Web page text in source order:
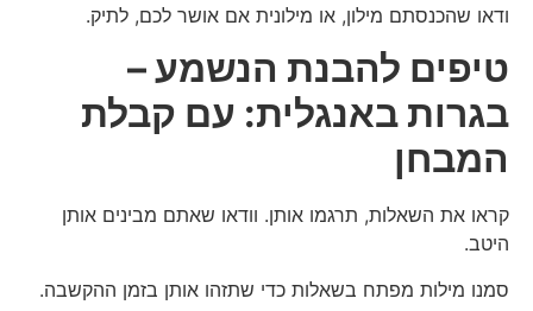
ודאו שהכנסתם מילון, או מילונית אם אושר לכם, לתיק.
טיפים להבנת הנשמע –
בגרות באנגלית: עם קבלת
המבחן
קראו את השאלות, תרגמו אותן. וודאו שאתם מבינים אותן
היטב.
סמנו מילות מפתח בשאלות כדי שתזהו אותן בזמן ההקשבה.